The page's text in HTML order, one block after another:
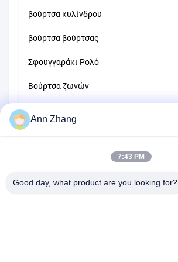
βούρτσα κυλίνδρου
βούρτσα βούρτσας
Σφουγγαράκι Ρολό
Βούρτσα ζωνών
Βούρτσα σάρωσης
Βούρτσα για άκρες καλωδίων
Ann Zhang
7:43 PM
Good day, what product are you looking for?